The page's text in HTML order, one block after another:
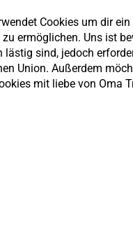
Cookies um dir ein
ermöglichen. Uns ist
lästig sind, jedoch
Union. Außerdem
mit liebe von Oma
der Wartung und